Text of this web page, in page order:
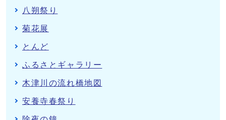
八朔祭り
菊花展
とんど
ふるさとギャラリー
木津川の流れ橋地図
安養寺春祭り